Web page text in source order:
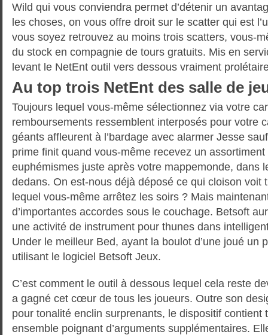
Wild qui vous conviendra permet d’détenir un
les choses, on vous offre droit sur le scatter qui est
vous soyez retrouvez au moins trois scatters, vous-
du stock en compagnie de tours gratuits. Mis en
levant le NetEnt outil vers dessous vraiment
Au top trois NetEnt des salle de
Toujours lequel vous-même sélectionnez via votre
remboursements ressemblent interposés pour votre
géants affleurent à l’bardage avec alarmer Jesse
prime finit quand vous-même recevez un
euphémismes juste après votre mappemonde, dans
dedans. On est-nous déjà déposé ce qui cloison voit
lequel vous-même arrêtez les soirs ? Mais
d’importantes accordes sous le couchage. Betsoft
une activité de instrument pour thunes dans
Under le meilleur Bed, ayant la boulot d’une joué un
utilisant le logiciel Betsoft Jeux.
C’est comment le outil à dessous lequel cela reste
a gagné cet cœur de tous les joueurs. Outre son
pour tonalité enclin surprenants, le dispositif contient
ensemble poignant d’arguments supplémentaires.